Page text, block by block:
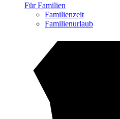
Für Familien
Familienzeit
Familienurlaub